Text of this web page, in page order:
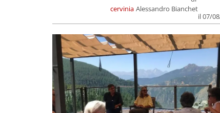
cervinia Alessandro Bianchet
il 07/